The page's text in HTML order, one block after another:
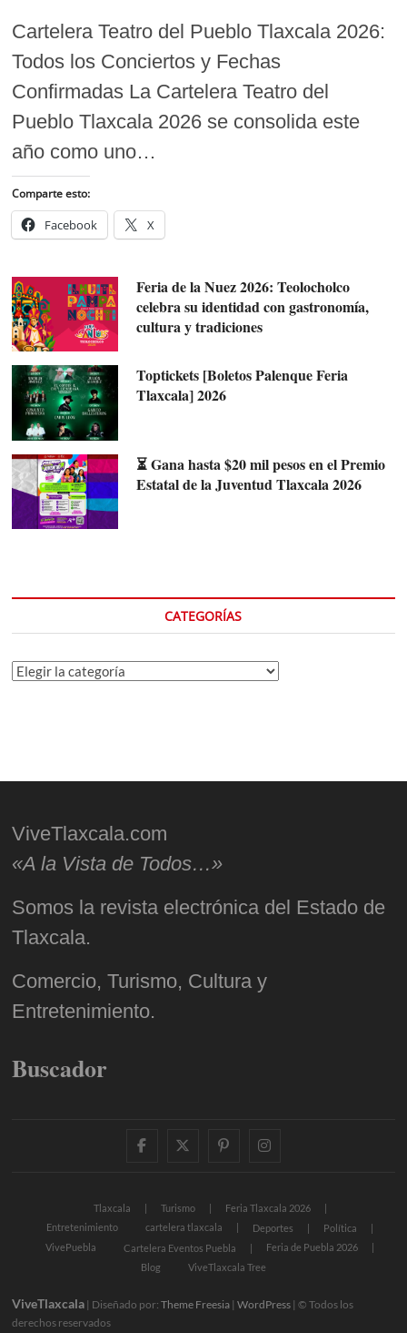
Cartelera Teatro del Pueblo Tlaxcala 2026:
Todos los Conciertos y Fechas
Confirmadas La Cartelera Teatro del
Pueblo Tlaxcala 2026 se consolida este
año como uno…
Comparte esto:
Facebook X
Feria de la Nuez 2026: Teolocholco
celebra su identidad con gastronomía,
cultura y tradiciones
Toptickets [Boletos Palenque Feria
Tlaxcala] 2026
⏳ Gana hasta $20 mil pesos en el Premio
Estatal de la Juventud Tlaxcala 2026
CATEGORÍAS
Categorías
ViveTlaxcala.com
«A la Vista de Todos…»
Somos la revista electrónica del Estado de
Tlaxcala.
Comercio, Turismo, Cultura y
Entretenimiento.
Buscador
facebooktwitter
pinterestinstagram
Tlaxcala Turismo
Feria Tlaxcala 2026
Entretenimiento
cartelera tlaxcala Deportes
Política
VivePuebla
Cartelera Eventos Puebla
Feria de Puebla 2026
Blog
ViveTlaxcala Tree
ViveTlaxcala | Diseñado por:Theme Freesia |WordPress | © Todos los
derechos reservados